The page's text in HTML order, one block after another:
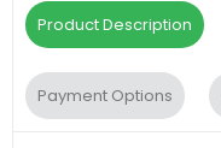
Product Description
Payment Options